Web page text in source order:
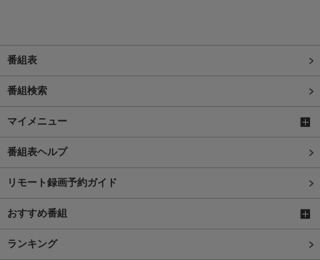
番組表
番組検索
マイメニュー
番組表ヘルプ
リモート録画予約ガイド
おすすめ番組
ランキング